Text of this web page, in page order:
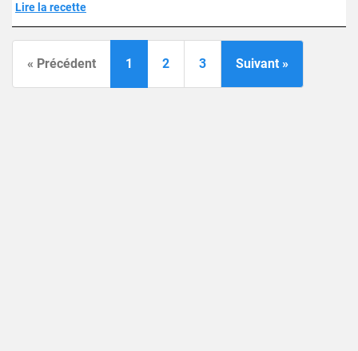
Lire la recette
« Précédent 1 2 3 Suivant »